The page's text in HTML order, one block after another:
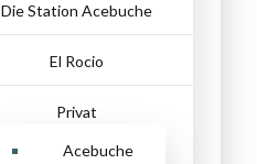
Die Station Acebuche
El Rocio
Privat
Acebuche